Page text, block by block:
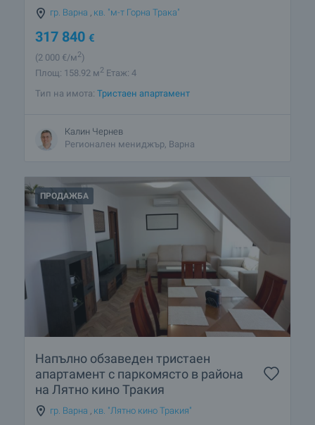
гр. Варна , кв. "м-т Горна Трака"
317 840 €
(2 000 €/м2)
Площ: 158.92 м2 Етаж: 4
Тип на имота: Тристаен апартамент
Калин Чернев
Регионален мениджър, Варна
ПРОДАЖБА
Напълно обзаведен тристаен
апартамент с паркомясто в района
на Лятно кино Тракия
гр. Варна кв. "Лятно кино Тракия"